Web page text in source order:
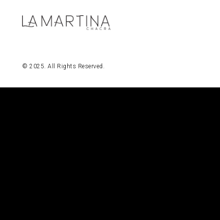
Espacios
© 2025. All Rights Reserved.